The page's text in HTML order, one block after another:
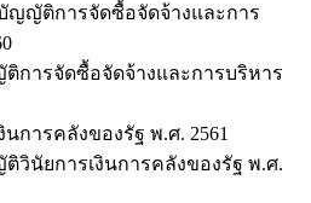
ญญัติการจัดซื้อจัดจ้างและการ
การจัดซื้อจัดจ้างและการบริหาร
การคลังของรัฐ พ.ศ. 2561
นัยการเงินการคลังของรัฐ พ.ศ.